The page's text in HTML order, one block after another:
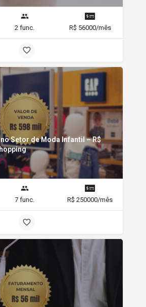
2 func. R$ 56000/mês
Setor de Moda Infantil – R$
7 func. R$ 250000/mês